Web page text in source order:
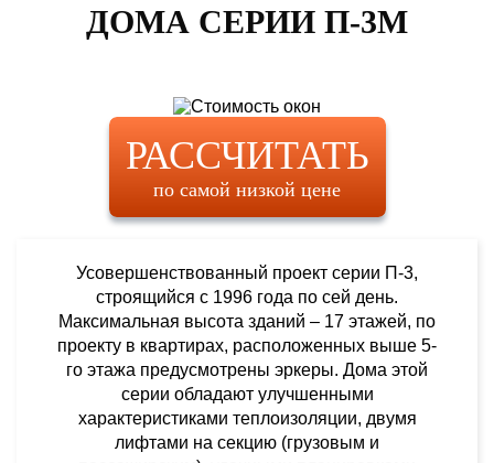
ДОМА СЕРИИ П-3М
РАССЧИТАТЬ
по самой низкой цене
Усовершенствованный проект серии П-3,
строящийся с 1996 года по сей день.
Максимальная высота зданий – 17 этажей, по
проекту в квартирах, расположенных выше 5-
го этажа предусмотрены эркеры. Дома этой
серии обладают улучшенными
характеристиками теплоизоляции, двумя
лифтами на секцию (грузовым и